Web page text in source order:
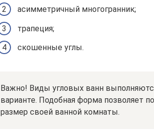
асимметричный многогранник;
трапеция;
скошенные углы.
Важно! Виды угловых ванн
варианте. Подобная форма позволяет
размер своей ванной комнаты.